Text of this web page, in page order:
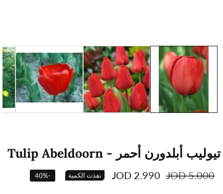
تيوليب أبلدورن أحمر - Tulip Abeldoorn
السعر
5.000 JOD
سعر
2.990 JOD نفذت الكمية -
40%